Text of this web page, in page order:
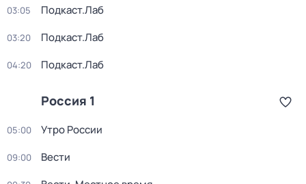
03:05 Подкаст.Лаб
03:20 Подкаст.Лаб
04:20 Подкаст.Лаб
Россия 1
05:00 Утро России
09:00 Вести